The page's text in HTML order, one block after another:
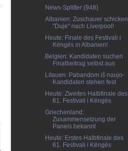
News-Splitter (948)
Albanien: Zuschauer schicken
"Duje" nach Liverpool!
Heute: Finale des Festivali i
Këngës in Albanien!
Belgien: Kandidaten suchen
Finalbeitrag selbst aus
Litauen: Pabandom iš naujo-
Kandidaten stehen fest
Heute: Zweites Halbfinale des
61. Festivali i Këngës
Griechenland:
Zusammensetzung der
Panels bekannt
Heute: Erstes Halbfinale des
61. Festivali i Këngës